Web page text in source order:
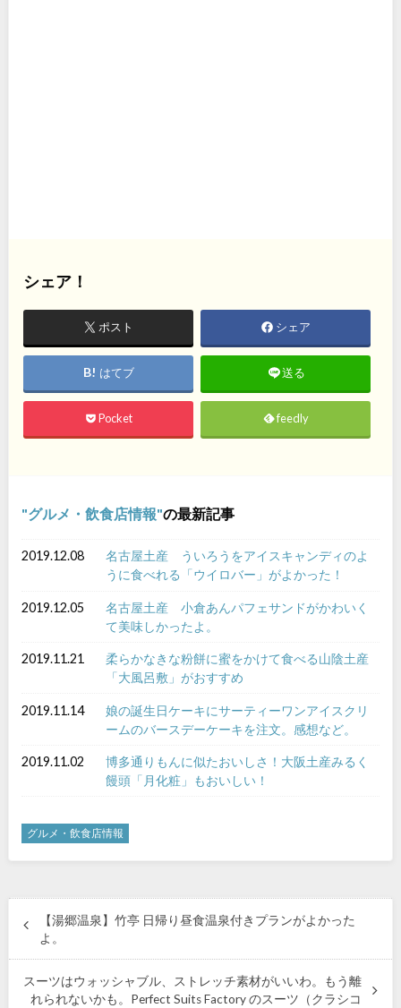
シェア！
ポスト シェア
はてブ 送る
Pocket feedly
グルメ・飲食店情報 の最新記事
2019.12.08
名古屋土産 ういろうをアイスキャンディのよ
うに食べれる「ウイロバー」がよかった！
2019.12.05
名古屋土産 小倉あんパフェサンドがかわいく
て美味しかったよ。
2019.11.21
柔らかなきな粉餅に蜜をかけて食べる山陰土産
「大風呂敷」がおすすめ
2019.11.14
娘の誕生日ケーキにサーティーワンアイスクリ
ームのバースデーケーキを注文。感想など。
2019.11.02
博多通りもんに似たおいしさ！大阪土産みるく
饅頭「月化粧」もおいしい！
グルメ・飲食店情報
【湯郷温泉】竹亭 日帰り昼食温泉付きプランがよかった
よ。
スーツはウォッシャブル、ストレッチ素材がいいわ。もう離
れられないかも。Perfect Suits Factory のスーツ（クラシコ